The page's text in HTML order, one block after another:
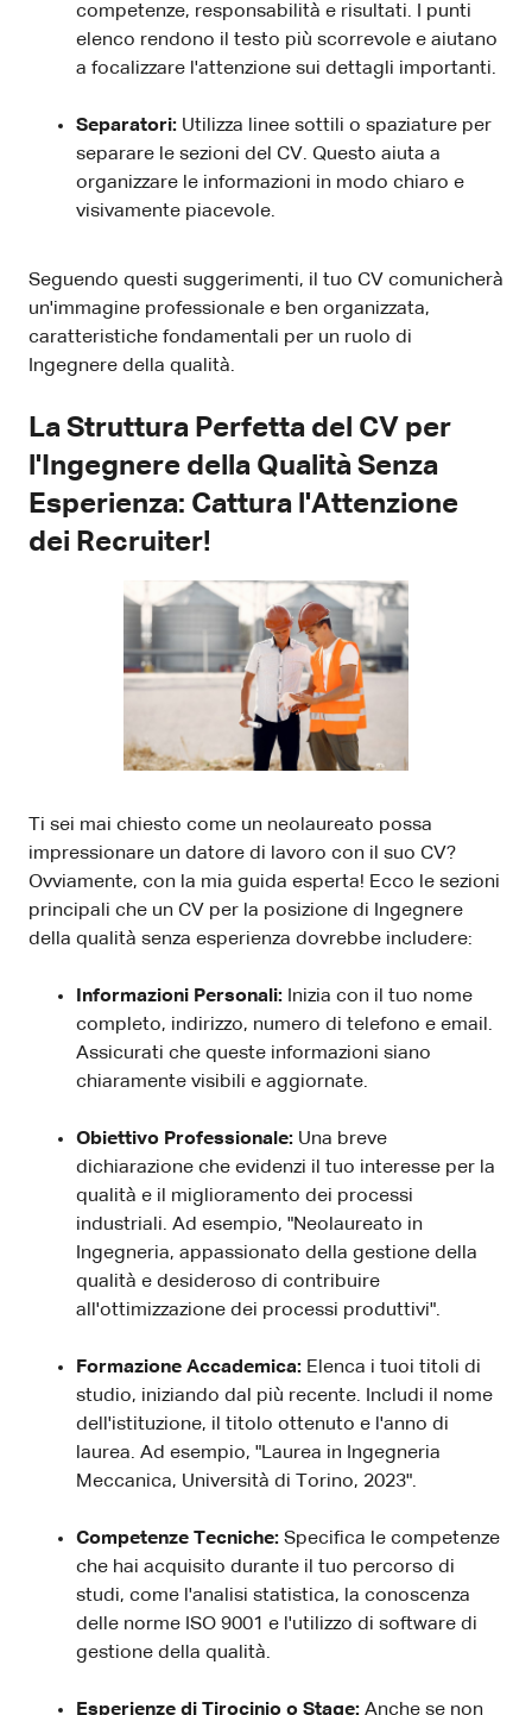
competenze, responsabilità e risultati. I punti
elenco rendono il testo più scorrevole e aiutano
a focalizzare l'attenzione sui dettagli importanti.
Separatori: Utilizza linee sottili o spaziature per
separare le sezioni del CV. Questo aiuta a
organizzare le informazioni in modo chiaro e
visivamente piacevole.
Seguendo questi suggerimenti, il tuo CV comunicherà
un'immagine professionale e ben organizzata,
caratteristiche fondamentali per un ruolo di
Ingegnere della qualità.
La Struttura Perfetta del CV per
l'Ingegnere della Qualità Senza
Esperienza: Cattura l'Attenzione
dei Recruiter!
Ti sei mai chiesto come un neolaureato possa
impressionare un datore di lavoro con il suo CV?
Ovviamente, con la mia guida esperta! Ecco le sezioni
principali che un CV per la posizione di Ingegnere
della qualità senza esperienza dovrebbe includere:
Informazioni Personali: Inizia con il tuo nome
completo, indirizzo, numero di telefono e email.
Assicurati che queste informazioni siano
chiaramente visibili e aggiornate.
Obiettivo Professionale: Una breve
dichiarazione che evidenzi il tuo interesse per la
qualità e il miglioramento dei processi
industriali. Ad esempio, "Neolaureato in
Ingegneria, appassionato della gestione della
qualità e desideroso di contribuire
all'ottimizzazione dei processi produttivi".
Formazione Accademica: Elenca i tuoi titoli di
studio, iniziando dal più recente. Includi il nome
dell'istituzione, il titolo ottenuto e l'anno di
laurea. Ad esempio, "Laurea in Ingegneria
Meccanica, Università di Torino, 2023".
Competenze Tecniche: Specifica le competenze
che hai acquisito durante il tuo percorso di
studi, come l'analisi statistica, la conoscenza
delle norme ISO 9001 e l'utilizzo di software di
gestione della qualità.
Esperienze di Tirocinio o Stage: Anche se non